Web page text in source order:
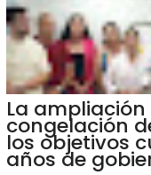
La
congelación
los objetivos
años de